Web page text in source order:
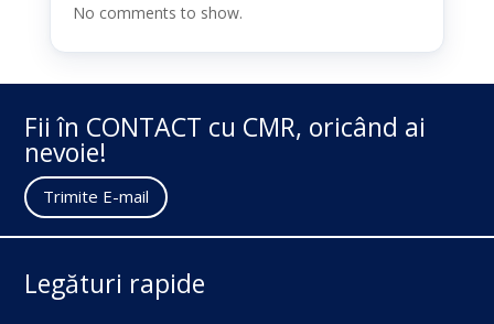
No comments to show.
Fii în CONTACT cu CMR, oricând ai
nevoie!
Trimite E-mail
Legături rapide